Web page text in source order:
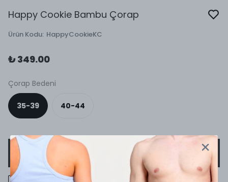
Happy Cookie Bambu Çorap
Ürün Kodu: HappyCookieKC
₺ 349.00
Çorap Bedeni
35-39 40-44
SEPETE EKLE
1000 TL üzeri ücretsiz kargo